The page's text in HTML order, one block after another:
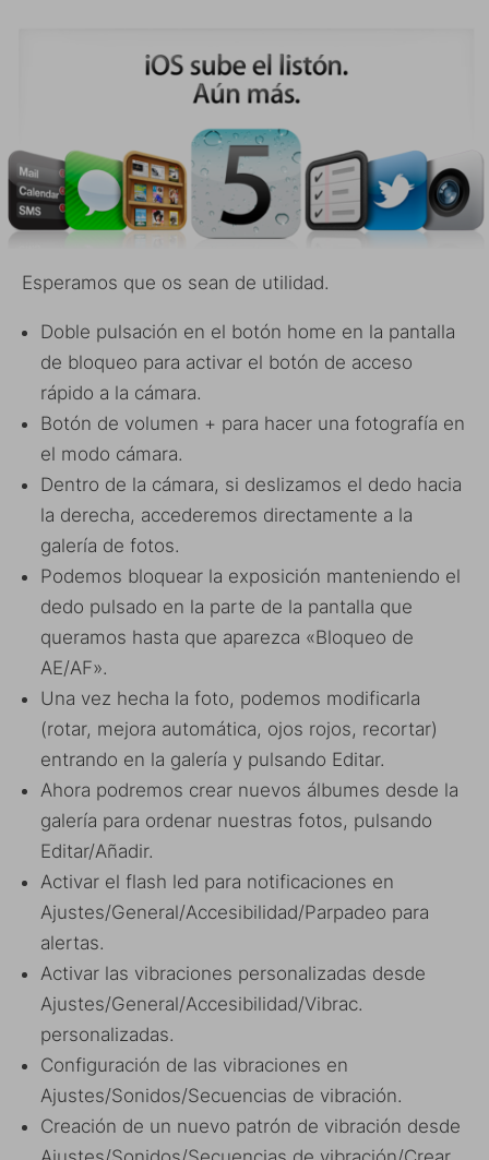
Esperamos que os sean de utilidad.
Doble pulsación en el botón home en la pantalla
de bloqueo para activar el botón de acceso
rápido a la cámara.
Botón de volumen + para hacer una fotografía en
el modo cámara.
Dentro de la cámara, si deslizamos el dedo hacia
la derecha, accederemos directamente a la
galería de fotos.
Podemos bloquear la exposición manteniendo el
dedo pulsado en la parte de la pantalla que
queramos hasta que aparezca «Bloqueo de
AE/AF».
Una vez hecha la foto, podemos modificarla
(rotar, mejora automática, ojos rojos, recortar)
entrando en la galería y pulsando Editar.
Ahora podremos crear nuevos álbumes desde la
galería para ordenar nuestras fotos, pulsando
Editar/Añadir.
Activar el flash led para notificaciones en
Ajustes/General/Accesibilidad/Parpadeo para
alertas.
Activar las vibraciones personalizadas desde
Ajustes/General/Accesibilidad/Vibrac.
personalizadas.
Configuración de las vibraciones en
Ajustes/Sonidos/Secuencias de vibración.
Creación de un nuevo patrón de vibración desde